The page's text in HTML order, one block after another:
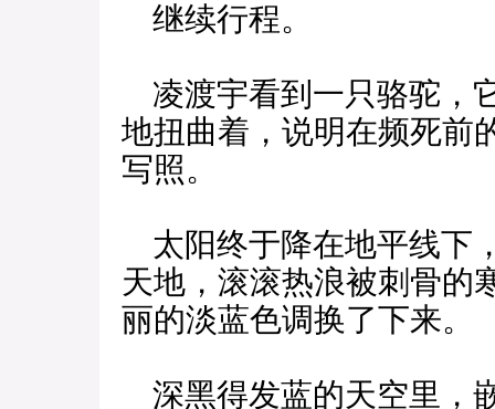
继续行程。
凌渡宇看到一只骆驼，
地扭曲着，说明在频死前
写照。
太阳终于降在地平线下
天地，滚滚热浪被刺骨的
丽的淡蓝色调换了下来。
深黑得发蓝的天空里，